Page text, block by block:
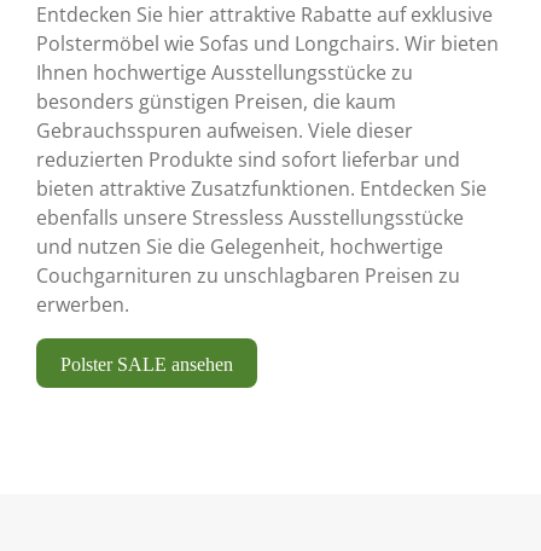
Entdecken Sie hier attraktive Rabatte auf exklusive
Polstermöbel wie Sofas und Longchairs. Wir bieten
Ihnen hochwertige Ausstellungsstücke zu
besonders günstigen Preisen, die kaum
Gebrauchsspuren aufweisen. Viele dieser
reduzierten Produkte sind sofort lieferbar und
bieten attraktive Zusatzfunktionen. Entdecken Sie
ebenfalls unsere Stressless Ausstellungsstücke
und nutzen Sie die Gelegenheit, hochwertige
Couchgarnituren zu unschlagbaren Preisen zu
erwerben.
Polster SALE ansehen